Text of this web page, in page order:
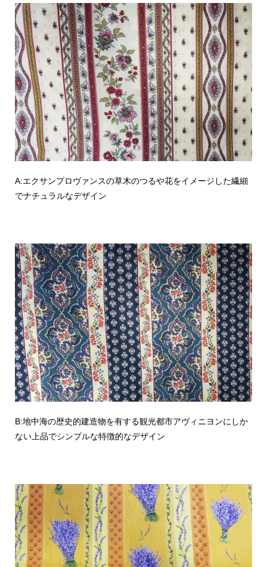
A:エクサンプロヴァンスの草木のつるや花をイメージした繊細
でナチュラルなデザイン
B:地中海の歴史的建造物を有する観光都市アヴィニヨンにしか
ない上品でシンプルな特徴的なデザイン